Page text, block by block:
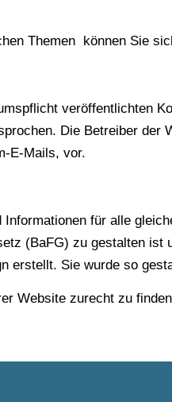
Themen können Sie
veröffentlichten
Die Betreiber
E-Mails, vor.
Informationen für alle
(BaFG) zu gestalten
erstellt. Sie wurde so
Website zurecht zu